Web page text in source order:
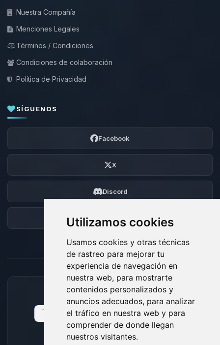
Utilizamos cookies
Usamos cookies y otras técnicas
de rastreo para mejorar tu
experiencia de navegación en
nuestra web, para mostrarte
contenidos personalizados y
anuncios adecuados, para analizar
el tráfico en nuestra web y para
comprender de donde llegan
nuestros visitantes.
Nuestra Compañía
Menciones Legales
Términos / Condiciones
Condiciones de colaboración
Política de Privacidad
SÍGUENOS
Facebook
X
Discord
Foro
MÉTODOS DE PAGO ACEPTADOS